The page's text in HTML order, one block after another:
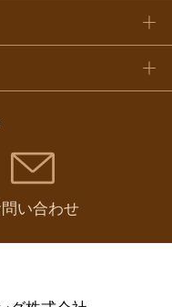
い合わせ